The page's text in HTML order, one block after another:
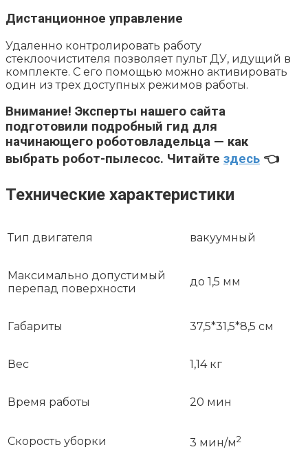
Дистанционное управление
Удаленно контролировать работу
стеклоочистителя позволяет пульт ДУ, идущий в
комплекте. С его помощью можно активировать
один из трех доступных режимов работы.
Внимание! Эксперты нашего сайта
подготовили подробный гид для
начинающего роботовладельца — как
выбрать робот-пылесос. Читайте здесь 👈
Технические характеристики
Тип двигателя вакуумный
Максимально допустимый
перепад поверхности
до 1,5 мм
Габариты 37,5*31,5*8,5 см
Вес 1,14 кг
Время работы 20 мин
Скорость уборки 3 мин/м2